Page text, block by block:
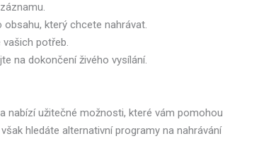
obsahu, který chcete nahrávat.
vašich potřeb.
na dokončení živého vysílání.
nabízí užitečné možnosti, které vám pomohou
hledáte alternativní programy na nahrávání